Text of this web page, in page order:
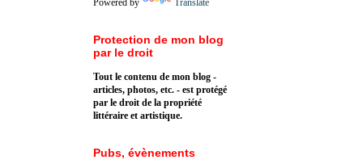
Protection de mon blog
par le droit
Tout le contenu de mon blog -
articles, photos, etc. - est protégé
par le droit de la propriété
littéraire et artistique.
Pubs, évènements